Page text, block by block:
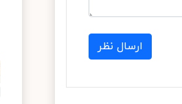
ارسال نظر